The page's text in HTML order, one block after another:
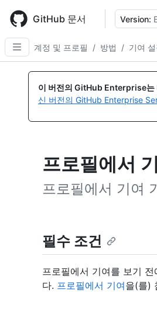
main
content
GitHub 문서 Version:
계정 및 프로필
/ 방법 / 기여 설
이 버전의 GitHub Enterprise는
신 버전의 GitHub Enterprise
프로필에서
프로필에서 기여
필수 조건
프로필에서 기여를 보기
다. 프로필에서 기여을(를)